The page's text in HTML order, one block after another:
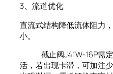
3、流道优化
直流式结构降低流体阻力
小。
截止阀J41W-16P需定
活，若出现卡滞，可加注